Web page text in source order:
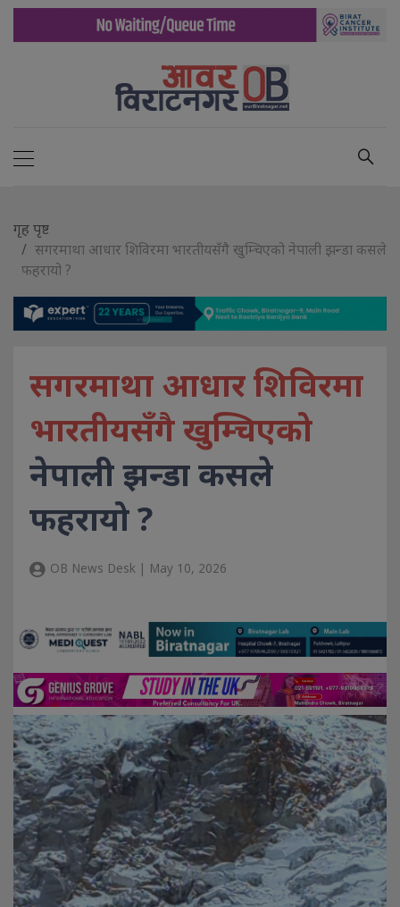
गृह पृष्ट
सगरमाथा आधार शिविरमा भारतीयसँगै खुम्चिएको नेपाली झन्डा कसले
फहरायो ?
सगरमाथा आधार शिविरमा
भारतीयसँगै खुम्चिएको
नेपाली झन्डा कसले
फहरायो ?
OB News Desk | May 10, 2026